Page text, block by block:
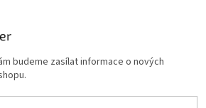
budeme zasílat informace o nových